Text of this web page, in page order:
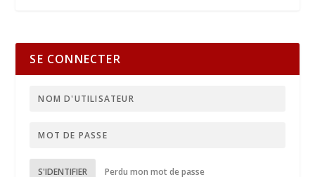
SE CONNECTER
S'IDENTIFIER Perdu mon mot de passe